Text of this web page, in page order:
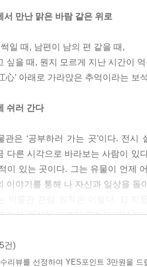
통 술 박물관 '산사원'
·얼굴 박물관
려 줘·조선 민화 박물관
·해녀 박물관
지·아리랑학교 추억의 박물관
플랫폼에서·철도 박물관
란 없다·창경궁, 박물관 100년
서 만난 맑은 바람 같은 위로
일 때, 남편이 남의 편 같을 때,
싶을 때, 뭔지 모르게 지난 시간이
心’ 아래로 가라앉은 추억이라는 보
쉬러 간다
관은 ‘공부하러 가는 곳’이다. 전
다른 시각으로 바라보는 사람이 있
이 있는 곳이다. 그는 유물이 언제
이야기를 통해 나 자신과 일상을 돌
놓은 동선을 따르지 않는다. 4) 남
독이는 마음 여행, 뮤지엄 테라피
건)
리뷰를 선정하여 YES포인트 3만원을 드